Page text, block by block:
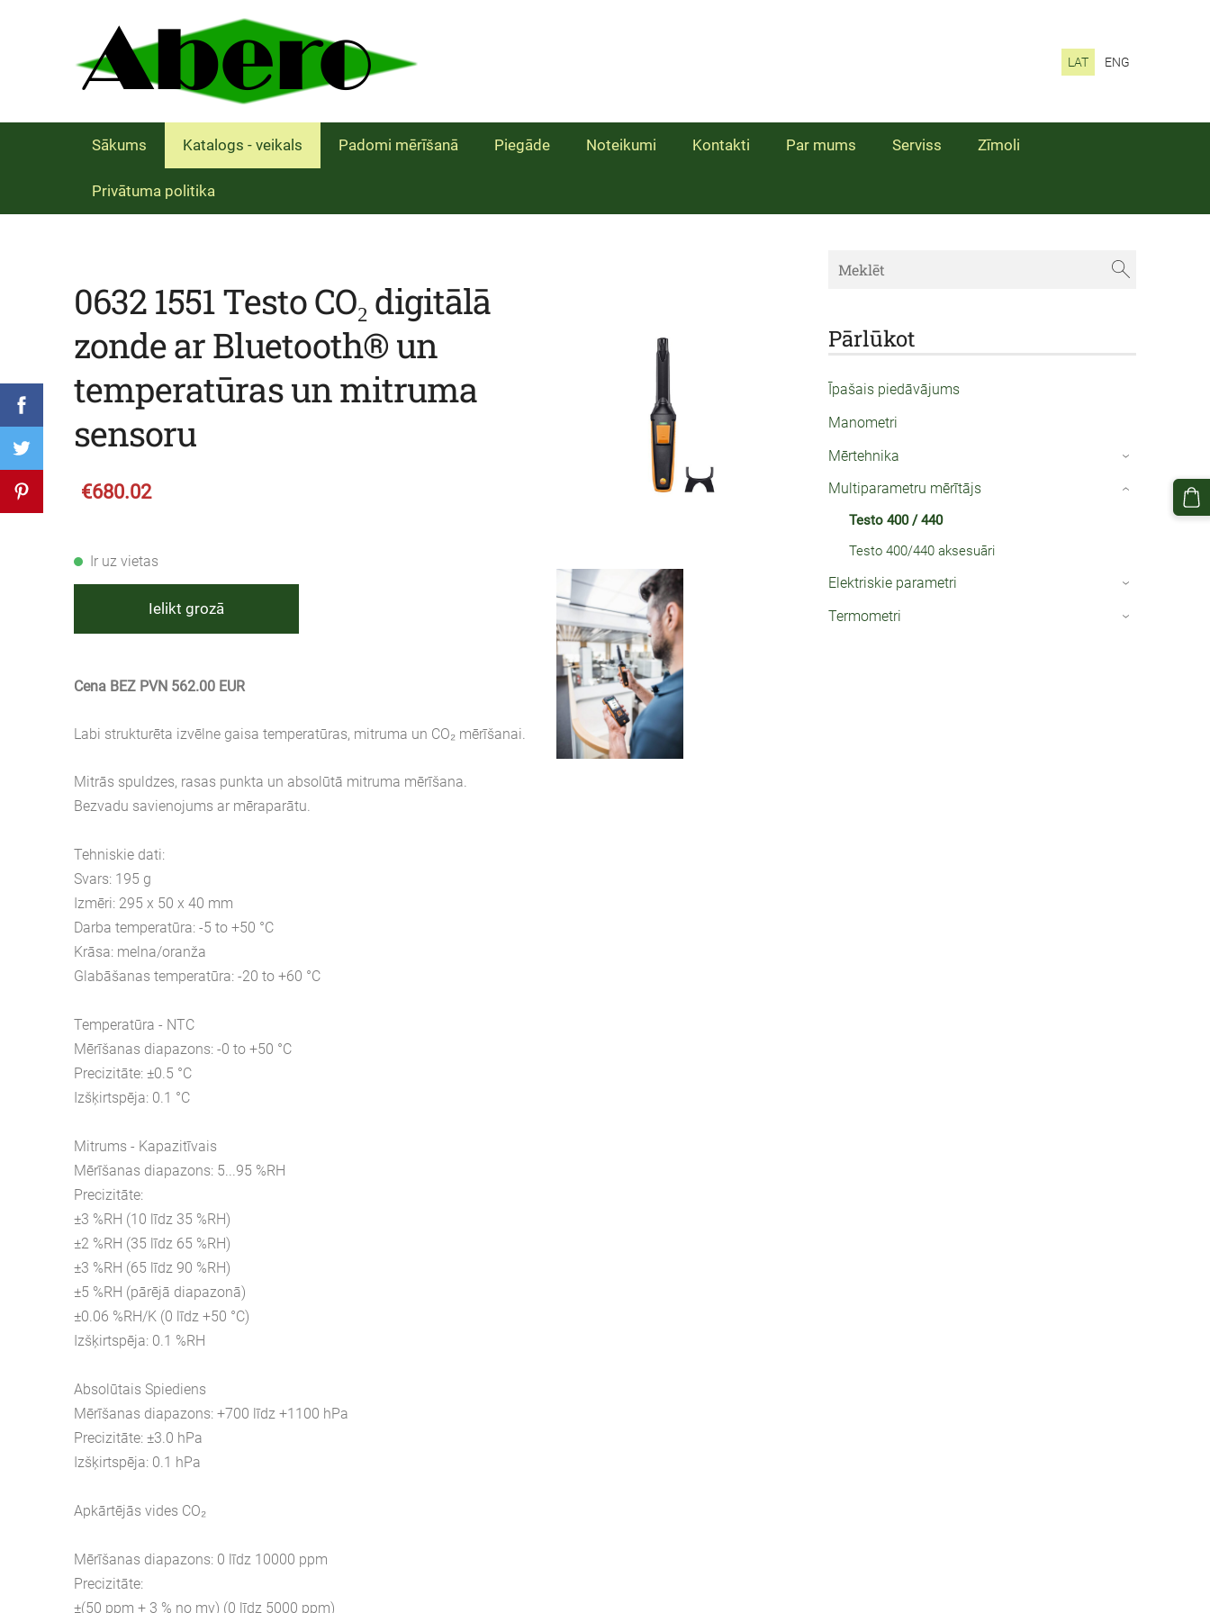
LAT ENG
Sākums Katalogs - veikals Padomi mērīšanā Piegāde Noteikumi Kontakti Par mums Serviss Zīmoli
Privātuma politika
Pārlūkot
Īpašais piedāvājums
Manometri
Mērtehnika
›
Multiparametru mērītājs
Testo 400 / 440
Testo 400/440 aksesuāri
›
Elektriskie parametri ›
Termometri ›
0632 1551 Testo CO₂ digitālā
zonde ar Bluetooth® un
temperatūras un mitruma
sensoru
€680.02
Ir uz vietas
Ielikt grozā
Cena BEZ PVN 562.00 EUR
Labi strukturēta izvēlne gaisa temperatūras, mitruma un CO₂ mērīšanai.
Mitrās spuldzes, rasas punkta un absolūtā mitruma mērīšana.
Bezvadu savienojums ar mēraparātu.
Tehniskie dati:
Svars: 195 g
Izmēri: 295 x 50 x 40 mm
Darba temperatūra: -5 to +50 °C
Krāsa: melna/oranža
Glabāšanas temperatūra: -20 to +60 °C
Temperatūra - NTC
Mērīšanas diapazons: -0 to +50 °C
Precizitāte: ±0.5 °C
Izšķirtspēja: 0.1 °C
Mitrums - Kapazitīvais
Mērīšanas diapazons: 5...95 %RH
Precizitāte:
±3 %RH (10 līdz 35 %RH)
±2 %RH (35 līdz 65 %RH)
±3 %RH (65 līdz 90 %RH)
±5 %RH (pārējā diapazonā)
±0.06 %RH/K (0 līdz +50 °C)
Izšķirtspēja: 0.1 %RH
Absolūtais Spiediens
Mērīšanas diapazons: +700 līdz +1100 hPa
Precizitāte: ±3.0 hPa
Izšķirtspēja: 0.1 hPa
Apkārtējās vides CO₂
Mērīšanas diapazons: 0 līdz 10000 ppm
Precizitāte:
±(50 ppm + 3 % no mv) (0 līdz 5000 ppm)